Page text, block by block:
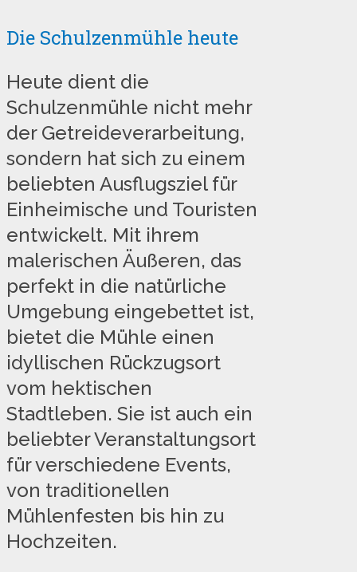
Die Schulzenmühle heute
Heute dient die
Schulzenmühle nicht mehr
der Getreideverarbeitung,
sondern hat sich zu einem
beliebten Ausflugsziel für
Einheimische und Touristen
entwickelt. Mit ihrem
malerischen Äußeren, das
perfekt in die natürliche
Umgebung eingebettet ist,
bietet die Mühle einen
idyllischen Rückzugsort
vom hektischen
Stadtleben. Sie ist auch ein
beliebter Veranstaltungsort
für verschiedene Events,
von traditionellen
Mühlenfesten bis hin zu
Hochzeiten.